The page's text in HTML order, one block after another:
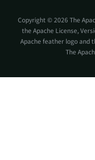
Copyright © 2026 The
the Apache License,
Apache feather logo and
The